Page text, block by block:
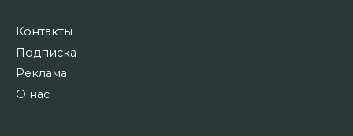
Контакты
Подписка
Реклама
О нас